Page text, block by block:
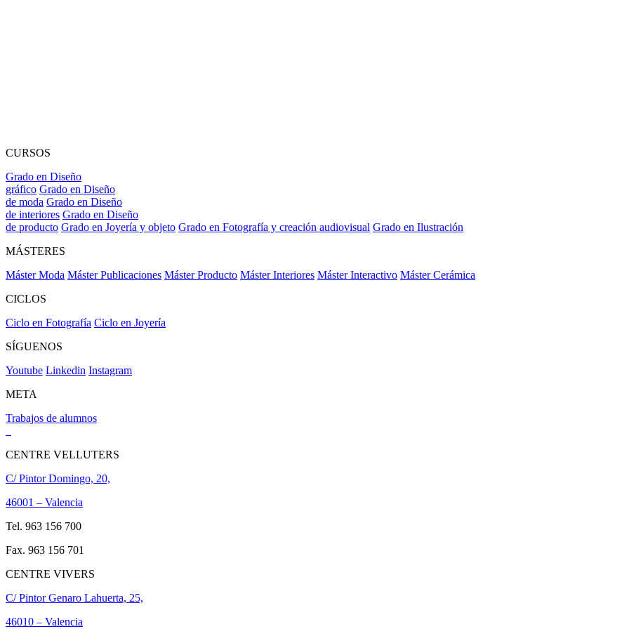
CURSOS
Grado en Diseño
gráfico Grado en Diseño
de moda Grado en Diseño
de interiores Grado en Diseño
de producto Grado en Joyería y objeto Grado en Fotografía y creación audiovisual Grado en Ilustración
MÁSTERES
Máster Moda Máster Publicaciones Máster Producto Máster Interiores Máster Interactivo Máster Cerámica
CICLOS
Ciclo en Fotografía Ciclo en Joyería
SÍGUENOS
Youtube Linkedin Instagram
META
Trabajos de alumnos
CENTRE VELLUTERS
C/ Pintor Domingo, 20,
46001 – Valencia
Tel. 963 156 700
Fax. 963 156 701
CENTRE VIVERS
C/ Pintor Genaro Lahuerta, 25,
46010 – Valencia